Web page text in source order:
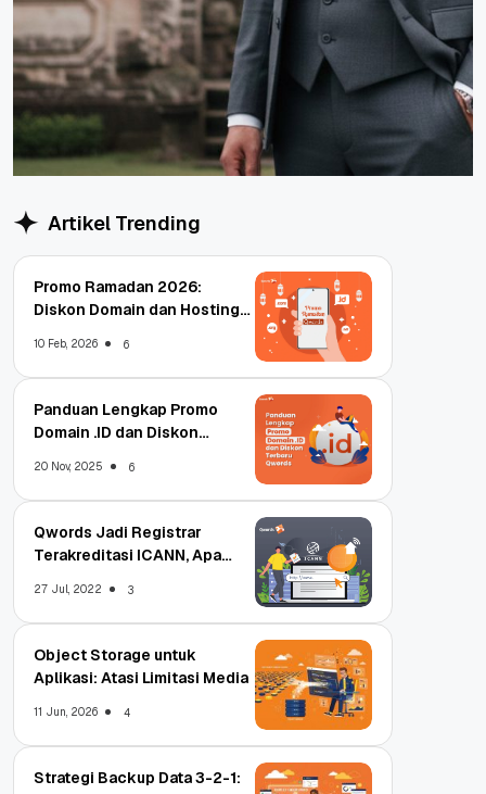
Artikel Trending
Promo Ramadan 2026:
Diskon Domain dan Hosting
10 Feb, 2026 6
Panduan Lengkap Promo
Domain .ID dan Diskon
20 Nov, 2025 6
Qwords Jadi Registrar
Terakreditasi ICANN, Apa
27 Jul, 2022 3
Object Storage untuk
Aplikasi: Atasi Limitasi Media
11 Jun, 2026 4
Strategi Backup Data 3-2-1: